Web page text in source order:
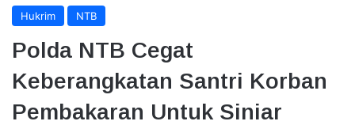
Hukrim NTB
Polda NTB Cegat
Keberangkatan Santri Korban
Pembakaran Untuk Siniar